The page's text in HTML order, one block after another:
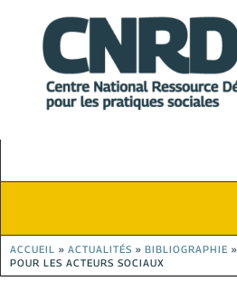
ACCUEIL » ACTUALITÉS » BIBLIOGRAPHIE »
POUR LES ACTEURS SOCIAUX